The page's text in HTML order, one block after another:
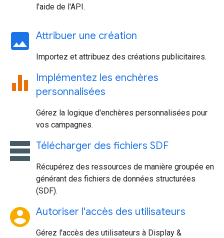
l'aide de l'API.
image Attribuer une création
Importez et attribuez des créations publicitaires.
equalizer
Implémentez les enchères
personnalisées
Gérez la logique d'enchères personnalisées pour
vos campagnes.
table_rows Télécharger des fichiers SDF
Récupérez des ressources de manière groupée en
générant des fichiers de données structurées
(SDF).
account_circle Autoriser l'accès des utilisateurs
Gérez l'accès des utilisateurs à Display &